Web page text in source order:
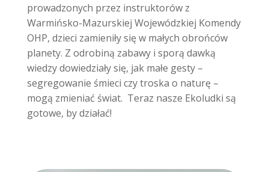
prowadzonych przez instruktorów z
Warmińsko-Mazurskiej Wojewódzkiej Komendy
OHP, dzieci zamieniły się w małych obrońców
planety. Z odrobiną zabawy i sporą dawką
wiedzy dowiedziały się, jak małe gesty –
segregowanie śmieci czy troska o naturę –
mogą zmieniać świat. Teraz nasze Ekoludki są
gotowe, by działać!